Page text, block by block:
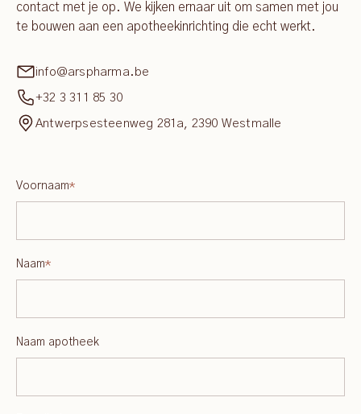
contact met je op. We kijken ernaar uit om samen met jou
te bouwen aan een apotheekinrichting die echt werkt.
info@arspharma.be
+32 3 311 85 30
Antwerpsesteenweg 281a, 2390 Westmalle
Voornaam*
Naam*
Naam apotheek